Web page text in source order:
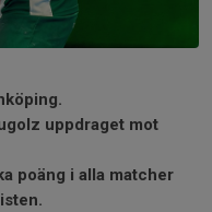
uppdraget mot
poäng i alla matcher